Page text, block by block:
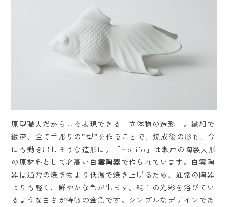
原型職人だからこそ表現できる「立体物の造形」。繊細で
緻密、全て手彫りの”型”を作ることで、焼成後の形も、今
にも動き出しそうな造形に。「motifo」は瀬戸の陶製人形
の原材料として名高い 白雲陶器で作られています。白雲陶
器は通常の焼き物より低温で焼き上げるため、通常の陶器
よりも軽く、鮮やかな色が出ます。純白の光彩を浴びてい
るような白さが特徴の金魚です。シンプルなデザインであ